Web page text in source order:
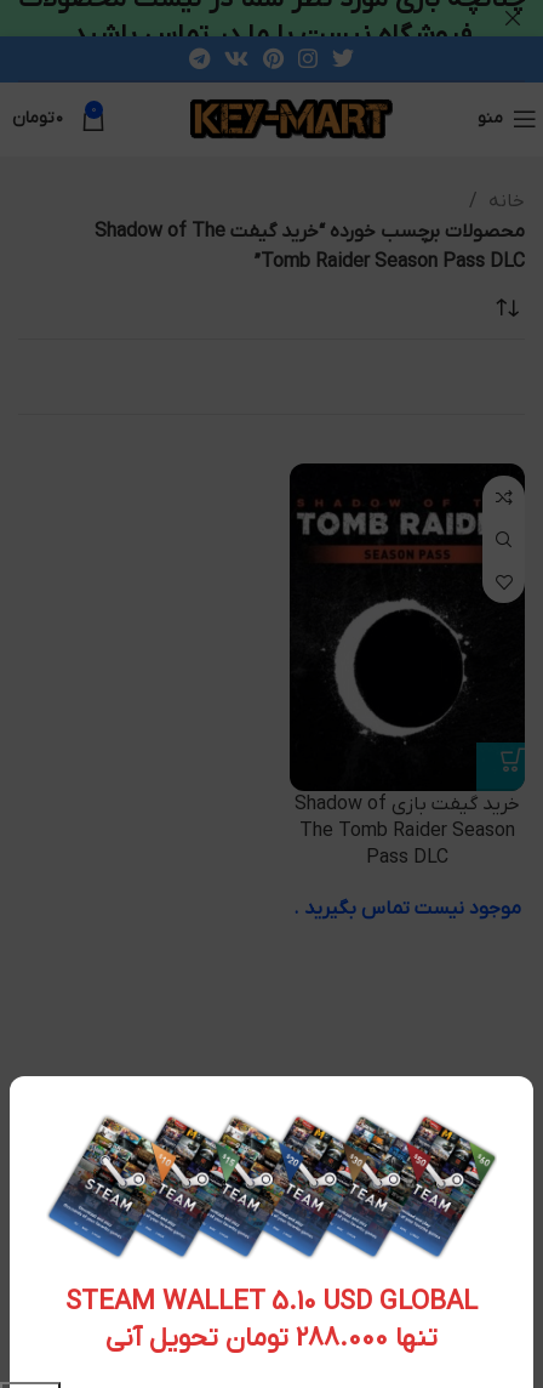
STEAM WALLET 5.10 USD GLOBAL
تنها 288.000 تومان تحویل آنی
منو 0 ۰تومان
خانه
محصولات برچسب خورده “خرید گیفت Shadow of The
Tomb Raider Season Pass DLC”
خرید گیفت بازی Shadow of
The Tomb Raider Season
Pass DLC
موجود نیست تماس بگیرید .
فروشگاه نیست با ما در تماس باشید